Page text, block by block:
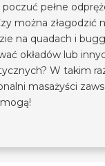
poczuć pełne
można złagodzić
na quadach i
okładów lub
W takim
masażyści